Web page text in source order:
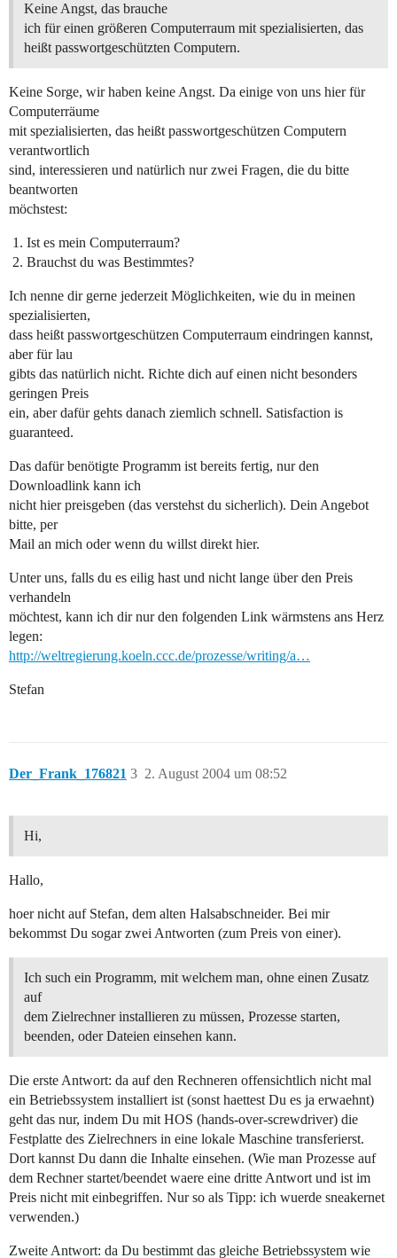
Keine Angst, das brauche
ich für einen größeren Computerraum mit spezialisierten, das
heißt passwortgeschützten Computern.
Keine Sorge, wir haben keine Angst. Da einige von uns hier für
Computerräume
mit spezialisierten, das heißt passwortgeschützen Computern
verantwortlich
sind, interessieren und natürlich nur zwei Fragen, die du bitte
beantworten
möchstest:
Ist es mein Computerraum?
Brauchst du was Bestimmtes?
Ich nenne dir gerne jederzeit Möglichkeiten, wie du in meinen
spezialisierten,
dass heißt passwortgeschützen Computerraum eindringen kannst,
aber für lau
gibts das natürlich nicht. Richte dich auf einen nicht besonders
geringen Preis
ein, aber dafür gehts danach ziemlich schnell. Satisfaction is
guaranteed.
Das dafür benötigte Programm ist bereits fertig, nur den
Downloadlink kann ich
nicht hier preisgeben (das verstehst du sicherlich). Dein Angebot
bitte, per
Mail an mich oder wenn du willst direkt hier.
Unter uns, falls du es eilig hast und nicht lange über den Preis
verhandeln
möchtest, kann ich dir nur den folgenden Link wärmstens ans Herz
legen:
http://weltregierung.koeln.ccc.de/prozesse/writing/a…
Stefan
Der_Frank_176821 2. August 2004 um 08:52
3
Hi,
Hallo,
hoer nicht auf Stefan, dem alten Halsabschneider. Bei mir
bekommst Du sogar zwei Antworten (zum Preis von einer).
Ich such ein Programm, mit welchem man, ohne einen Zusatz
auf
dem Zielrechner installieren zu müssen, Prozesse starten,
beenden, oder Dateien einsehen kann.
Die erste Antwort: da auf den Rechneren offensichtlich nicht mal
ein Betriebssystem installiert ist (sonst haettest Du es ja erwaehnt)
geht das nur, indem Du mit HOS (hands-over-screwdriver) die
Festplatte des Zielrechners in eine lokale Maschine transferierst.
Dort kannst Du dann die Inhalte einsehen. (Wie man Prozesse auf
dem Rechner startet/beendet waere eine dritte Antwort und ist im
Preis nicht mit einbegriffen. Nur so als Tipp: ich wuerde sneakernet
verwenden.)
Zweite Antwort: da Du bestimmt das gleiche Betriebssystem wie